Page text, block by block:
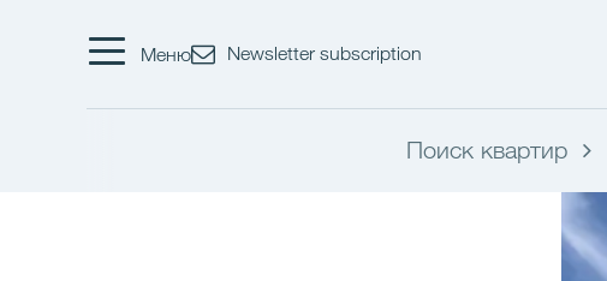
Меню Newsletter subscription
Поиск квартир